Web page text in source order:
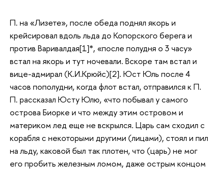
П. на «Лизете», после обеда поднял якорь и
крейсировал вдоль льда до Копорского берега и
против Варивалдая[1]*, «после полудня о 3 часу»
встал на якорь и тут ночевали. Вскоре там встал и
вице-адмирал (К.И.Крюйс)[2]. Юст Юль после 4
часов пополудни, когда флот встал, отправился к П.
П. рассказал Юсту Юлю, «что побывал у самого
острова Биорке и что между этим островом и
материком лед еще не вскрылся. Царь сам сходил с
корабля с некоторыми другими (лицами), стоял и пил
на льду, каковой был так плотен, что (царь) не мог
его пробить железным ломом, даже острым концом